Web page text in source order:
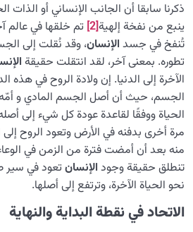
ذكرنا سابقا أن الجانب الإنساني أو الذات
ينبع من نفخة إلهية[2]
تم خلقها في عالم
تُنفخ في جسد الإنسان، وقد نُقلت إلى
تطوره. بمعنى آخر، لقد انتقلت حقيقة
الآخرة إلى الدنيا. إن ولادة الروح في هذه
الجسم، حيث أن أصل الجسم المادي و
الحياة ووفقًا لقاعدة عودة كل شيء إلى
مرة أخرى بدفنه في الأرض وتعود الروح
منه بعد أن أمضت فترة من الزمن في
تنطلق حقيقة وجود الإنسان تعود في سير
نحو الحياة الآخرة، وترتفع إلى أصلها.
الاتحاد في نقطة البداية والنهاية